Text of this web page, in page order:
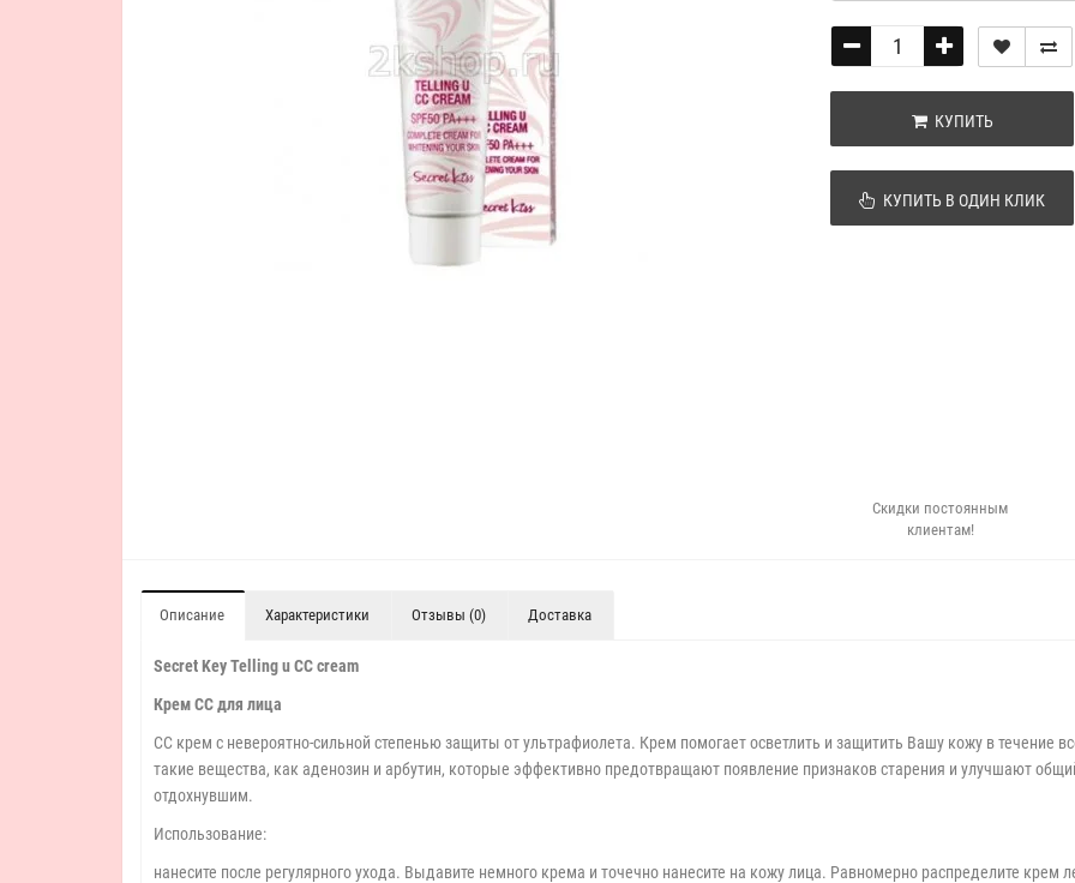
КУПИТЬ
КУПИТЬ В ОДИН КЛИК
Скидки постоянным
клиентам!
Описание Характеристики Отзывы (0) Доставка
Secret Key Telling u CC cream
Крем СС для лица
СС крем с невероятно-сильной степенью защиты от ультрафиолета. Крем помогает осветлить и защитить Вашу кожу в течение
такие вещества, как аденозин и арбутин, которые эффективно предотвращают появление признаков старения и улучшают
отдохнувшим.
Использование:
нанесите после регулярного ухода. Выдавите немного крема и точечно нанесите на кожу лица. Равномерно распределите